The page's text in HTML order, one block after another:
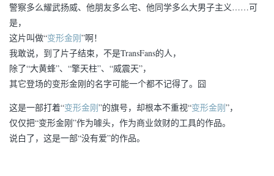
警察多么耀武扬威、他朋友多么宅、他同学多么大男子主义……可
是，
这片叫做“变形金刚”啊！
我敢说，到了片子结束，不是TransFans的人，
除了“大黄蜂”、“擎天柱”、“威震天”，
其它登场的变形金刚的名字可能一个都不记得了。囧
这是一部打着“变形金刚”的旗号，却根本不重视“变形金刚”，
仅仅把“变形金刚”作为噱头，作为商业敛财的工具的作品。
说白了，这是一部“没有爱”的作品。